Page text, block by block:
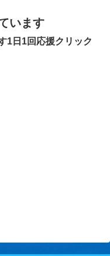
います
1日1回応援クリック